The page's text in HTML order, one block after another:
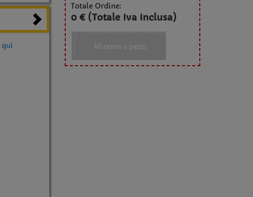
qui
Totale Ordine:
0 € (Totale Iva Inclusa)